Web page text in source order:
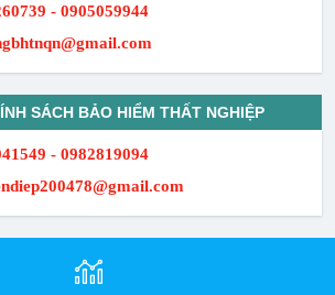
- 0905059944
SÁCH BẢO HIỂM THẤT NGHIỆP
- 0982819094